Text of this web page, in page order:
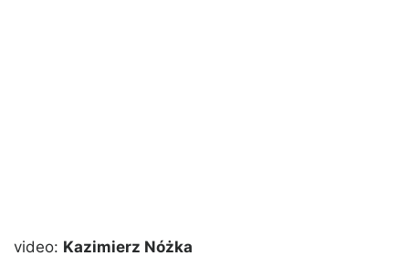
video: Kazimierz Nóżka